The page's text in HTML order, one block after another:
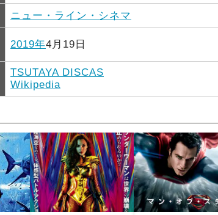
ニュー・ライン・シネマ
2019年4月19日
TSUTAYA DISCAS
Wikipedia